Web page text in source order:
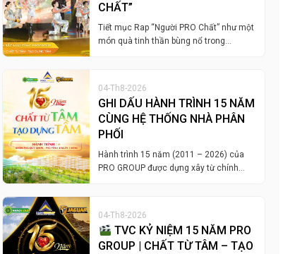
CHẤT”
Tiết mục Rap “Người PRO Chất” như một
món quà tinh thần bùng nổ trong…
04-Th8-2026
GHI DẤU HÀNH TRÌNH 15 NĂM
CÙNG HỆ THỐNG NHÀ PHÂN
PHỐI
Hành trình 15 năm (2011 – 2026) của
PRO GROUP được dựng xây từ chính…
04-Th8-2026
TVC KỶ NIỆM 15 NĂM PRO
GROUP | CHẤT TỪ TÂM – TẠO